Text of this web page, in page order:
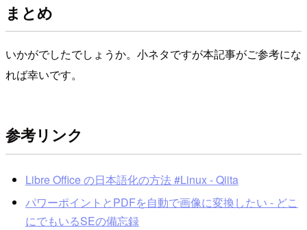
まとめ
いかがでしたでしょうか。小ネタですが本記事がご参考にな
れば幸いです。
参考リンク
Libre Office の日本語化の方法 #Linux - Qiita
パワーポイントとPDFを自動で画像に変換したい - どこ
にでもいるSEの備忘録